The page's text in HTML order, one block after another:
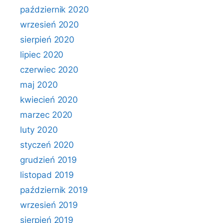
październik 2020
wrzesień 2020
sierpień 2020
lipiec 2020
czerwiec 2020
maj 2020
kwiecień 2020
marzec 2020
luty 2020
styczeń 2020
grudzień 2019
listopad 2019
październik 2019
wrzesień 2019
sierpień 2019